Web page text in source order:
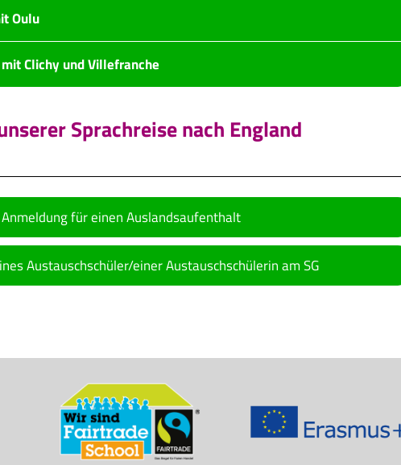
Oulu
Clichy und Villefranche
Sprachreise nach England
Anmeldung für einen Auslandsaufenthalt
Austauschschüler/einer Austauschschülerin am SG